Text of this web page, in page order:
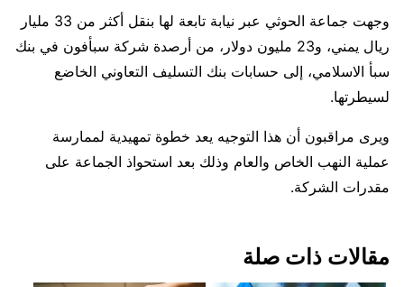
وجهت جماعة الحوثي عبر نيابة تابعة لها بنقل أكثر من 33 مليار
ريال يمني، و23 مليون دولار، من أرصدة شركة سبأفون في بنك
سبأ الاسلامي، إلى حسابات بنك التسليف التعاوني الخاضع
لسيطرتها.
ويرى مراقبون أن هذا التوجيه يعد خطوة تمهيدية لممارسة
عملية النهب الخاص والعام وذلك بعد استحواذ الجماعة على
مقدرات الشركة.
مقالات ذات صلة